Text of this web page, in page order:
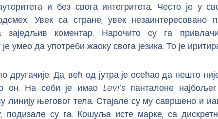
и без свога интегритета. Често је у
Увек са стране, увек незаинтересовано
заједљив коментар. Нарочито су га
умео да употреби жаоку свога језика. То је
другачије. Да, већ од јутра је осећао да нешто
он. На себи је имао Levi’s панталоне
линију његовог тела. Стајале су му савршено и
подизале су га. Кошуља исте марке, са